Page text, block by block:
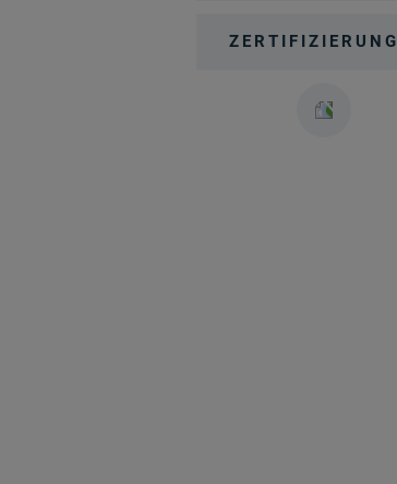
ZERTIFIZIERUNG